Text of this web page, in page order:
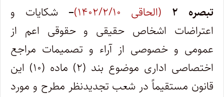
تبصره ۲ (الحاقی ۱۴۰۲/۲/۱۰) – شکایات و
اعتراضات اشخاص حقیقی و حقوقی اعم از
عمومی و خصوصی از آراء و تصمیمات مراجع
اختصاصی اداری موضوع بند (۲) ماده (۱۰) این
قانون مستقیماً در شعب تجدیدنظر مطرح و مورد